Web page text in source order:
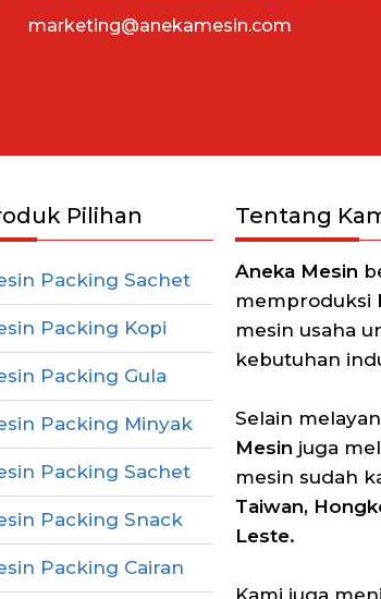
marketing@anekamesin.com
Pilihan
Packing Sachet
Packing Kopi
Packing Gula
Packing Minyak
Packing Sachet
Packing Snack
Packing Cairan
Tentang
Aneka Mesin
memproduksi
mesin usaha
kebutuhan
Selain
Mesin juga
mesin sudah
Taiwan,
Leste.